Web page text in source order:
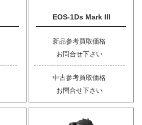
EOS-1Ds Mark III
新品参考買取価格
お問合せ下さい
中古参考買取価格
お問合せ下さい